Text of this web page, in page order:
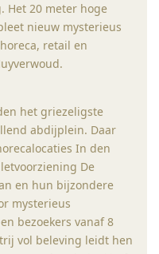
Het 20 meter hoge
nieuw mysterieus
retail en
het griezeligste
abdijplein. Daar
In den
De
en hun bijzondere
mysterieus
bezoekers vanaf 8
vol beleving leidt hen